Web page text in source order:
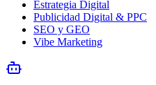
Estrategia Digital
Publicidad Digital & PPC
SEO y GEO
Vibe Marketing